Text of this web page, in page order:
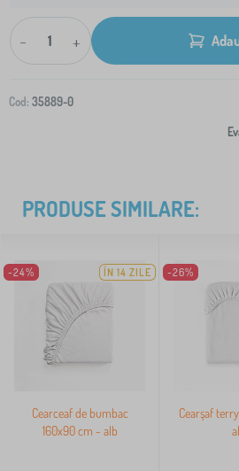
- +
Cod: 35889-0
PRODUSE SIMILARE:
-24% ÎN 14 ZILE
Cearceaf de bumbac
160x90 cm - alb
-26%
Cearşaf